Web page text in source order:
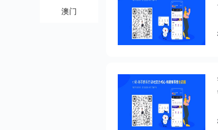
澳门